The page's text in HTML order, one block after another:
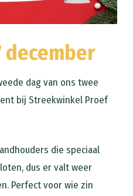
dag van ons twee
bij Streekwinkel Proef
die speciaal
dus er valt weer
Perfect voor wie zin